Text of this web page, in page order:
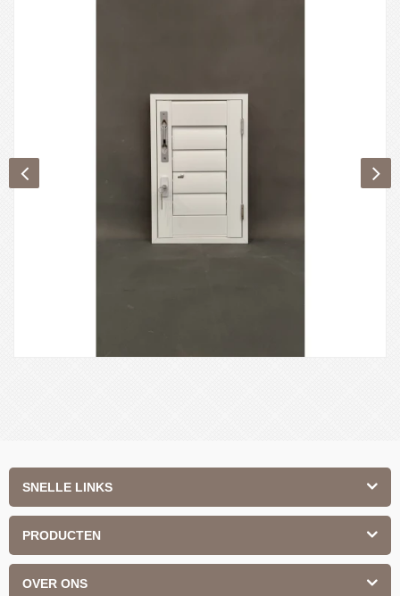
SNELLE LINKS
PRODUCTEN
OVER ONS